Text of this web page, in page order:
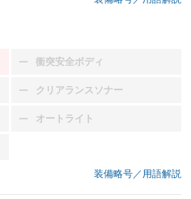
衝突安全ボディ
：装備なし
クリアランスソナー
：装備なし
オートライト
：装備なし
装備略号／用語解説